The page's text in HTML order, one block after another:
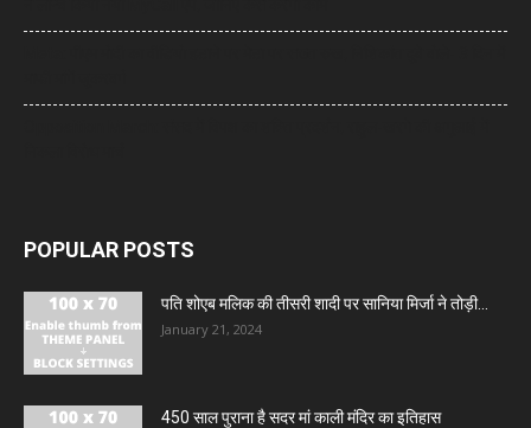
POPULAR POSTS
पति शोएब मलिक की तीसरी शादी पर सानिया मिर्जा ने तोड़ी...
January 21, 2024
450 साल पुराना है सदर मां काली मंदिर का इतिहास